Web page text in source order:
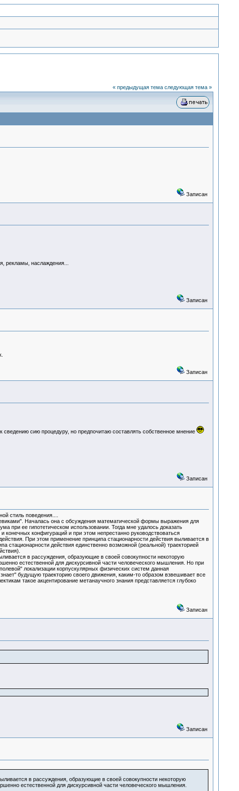
« предыдущая тема следующая тема »
Записан
рекламы, наслаждения...
Записан
Записан
сию процедуру, но предпочитаю составлять собственное мнение
Записан
стиль поведения....
Началась она с обсуждения математической формы выражения для
при ее гипотетическом использовании. Тогда мне удалось доказать
конфигураций и при этом непрестанно руководствоваться
При этом применение принципа стационарности действия выливается в
действия единственно возможной (реальной) траекторией
в рассуждения, образующие в своей совокупности некоторую
естественной для дискурсивной части человеческого мышления. Но при
локализации корпускулярных физических систем данная
будущую траекторию своего движения, каким-то образом взвешивает все
такое акцентирование метанаучного знания представляется глубоко
Записан
Записан
в рассуждения, образующие в своей совокупности некоторую
естественной для дискурсивной части человеческого мышления.